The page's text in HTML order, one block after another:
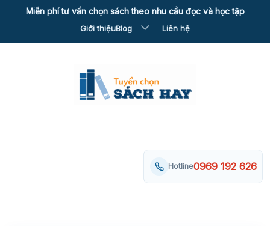
Miễn phí tư vấn chọn sách theo nhu cầu đọc và học tập
Giới thiệuBlog Liên hệ
Hotline0969 192 626